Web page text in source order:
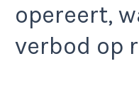
opereert,
verbod op